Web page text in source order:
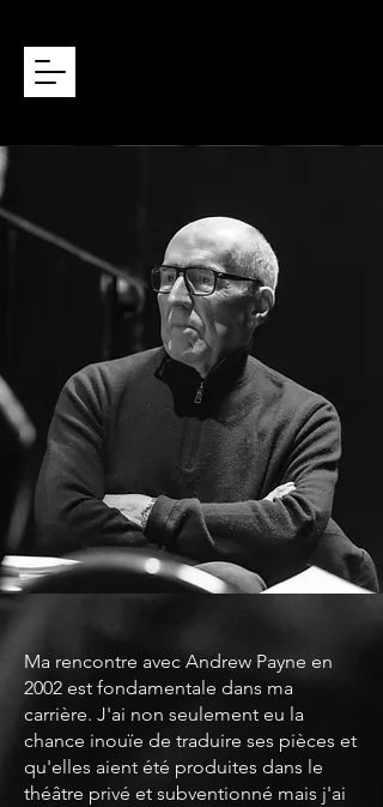
Ma rencontre avec Andrew Payne en
2002 est fondamentale dans ma
carrière. J'ai non seulement eu la
chance inouïe de traduire ses pièces et
qu'elles aient été produites dans le
théâtre privé et subventionné mais j'ai